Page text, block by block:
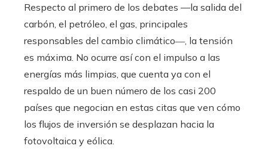
Respecto al primero de los debates —la salida del
carbón, el petróleo, el gas, principales
responsables del cambio climático―, la tensión
es máxima. No ocurre así con el impulso a las
energías más limpias, que cuenta ya con el
respaldo de un buen número de los casi 200
países que negocian en estas citas que ven cómo
los flujos de inversión se desplazan hacia la
fotovoltaica y eólica.